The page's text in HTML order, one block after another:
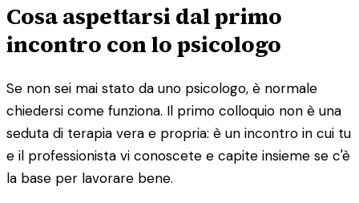
Cosa aspettarsi dal primo
incontro con lo psicologo
Se non sei mai stato da uno psicologo, è normale
chiedersi come funziona. Il primo colloquio non è una
seduta di terapia vera e propria: è un incontro in cui tu
e il professionista vi conoscete e capite insieme se c'è
la base per lavorare bene.